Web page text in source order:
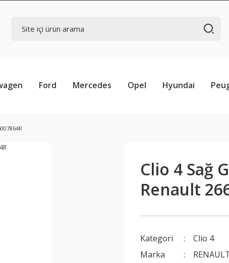
Ford Mercedes Opel Hyundai
Clio 4 Sağ
Renault
Kategori
Clio 4
Marka